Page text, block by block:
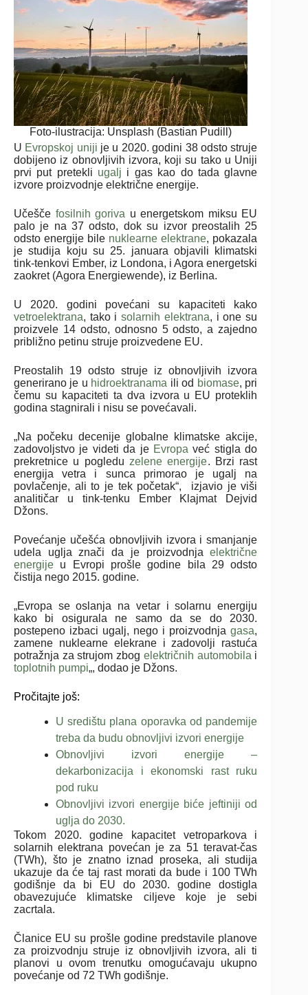
Foto-ilustracija: Unsplash (Bastian Pudill)
U Evropskoj uniji je u 2020. godini 38 odsto struje
dobijeno iz obnovljivih izvora, koji su tako u Uniji
prvi put pretekli ugalj i gas kao do tada glavne
izvore proizvodnje električne energije.
Učešče fosilnih goriva u energetskom miksu EU
palo je na 37 odsto, dok su izvor preostalih 25
odsto energije bile nuklearne elektrane, pokazala
je studija koju su 25. januara objavili klimatski
tink-tenkovi Ember, iz Londona, i Agora energetski
zaokret (Agora Energiewende), iz Berlina.
U 2020. godini povećani su kapaciteti kako
vetroelektrana, tako isolarnih elektrana, i one su
proizvele 14 odsto, odnosno 5 odsto, a zajedno
približno petinu struje proizvedene EU.
Preostalih 19 odsto struje iz obnovljivih izvora
generirano je u hidroektranama ili od biomase, pri
čemu su kapaciteti ta dva izvora u EU proteklih
godina stagnirali i nisu se povećavali.
„Na počeku decenije globalne klimatske akcije,
zadovoljstvo je videti da je Evropa već stigla do
prekretnice u pogledu zelene energije. Brzi rast
energija vetra i sunca primorao je ugalj na
povlačenje, ali to je tek početak“, izjavio je viši
analitičar u tink-tenku Ember Klajmat Dejvid
Džons.
Povećanje učešća obnovljivih izvora i smanjanje
udela uglja znači da je proizvodnjaelektrične
energije u Evropi prošle godine bila 29 odsto
čistija nego 2015. godine.
„Evropa se oslanja na vetar i solarnu energiju
kako bi osigurala ne samo da se do 2030.
postepeno izbaci ugalj, nego i proizvodnjagasa,
zamene nuklearne elekrane i zadovolji rastuća
potražnja za strujom zbog električnih automobila i
toplotnih pumpi„, dodao je Džons.
Pročitajte još:
U središtu plana oporavka od pandemije
treba da budu obnovljivi izvori energije
Obnovljivi izvori energije –
dekarbonizacija i ekonomski rast ruku
pod ruku
Obnovljivi izvori energije biće jeftiniji od
uglja do 2030.
Tokom 2020. godine kapacitet vetroparkova i
solarnih elektrana povećan je za 51 teravat-čas
(TWh), što je znatno iznad proseka, ali studija
ukazuje da će taj rast morati da bude i 100 TWh
godišnje da bi EU do 2030. godine dostigla
obavezujuće klimatske ciljeve koje je sebi
zacrtala.
Članice EU su prošle godine predstavile planove
za proizvodnju struje iz obnovljivih izvora, ali ti
planovi u ovom trenutku omogućavaju ukupno
povećanje od 72 TWh godišnje.